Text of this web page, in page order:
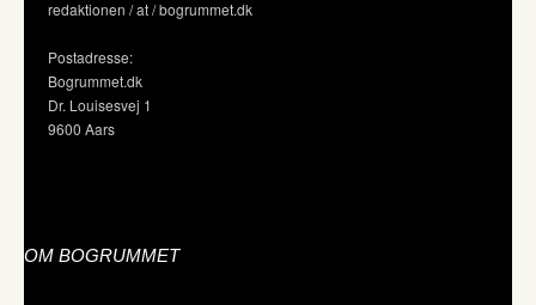
redaktionen / at / bogrummet.dk
Postadresse:
Bogrummet.dk
Dr. Louisesvej 1
9600 Aars
OM BOGRUMMET